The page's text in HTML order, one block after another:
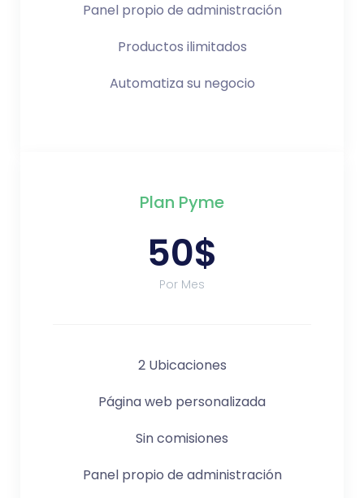
Panel propio de administración
Productos ilimitados
Automatiza su negocio
Plan Pyme
50$
Por Mes
2 Ubicaciones
Página web personalizada
Sin comisiones
Panel propio de administración